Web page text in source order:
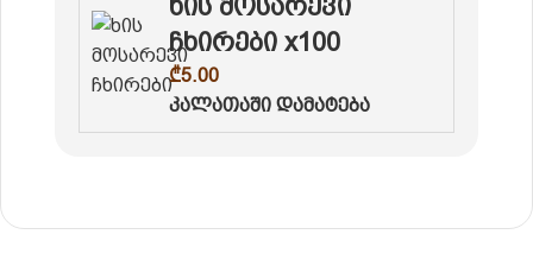
ხის მოსარევი
ჩხირები x100
₾5.00
კალათაში დამატება